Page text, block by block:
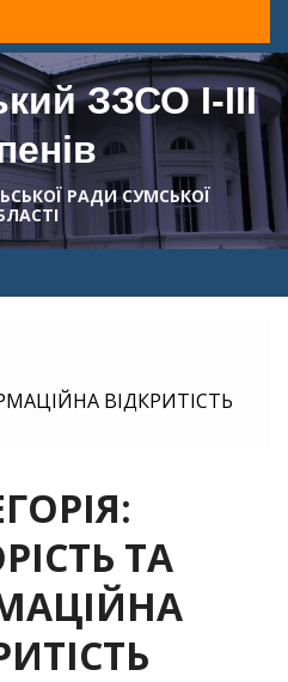
ЗЗСО І-ІІІ
РАДИ СУМСЬКОЇ
ВІДКРИТІСТЬ
ТА